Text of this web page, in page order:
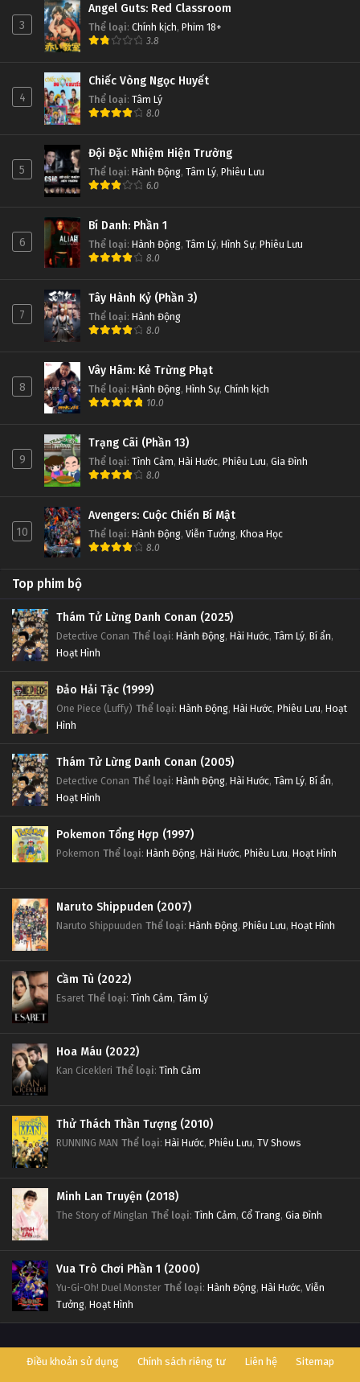
Thôn Tính Bầu Trời Tập 75
Tập 75
Thôn Tính Bầu Trời Tập 74
Tập 74
Tập 73
Tập 72
Tập 71
Thôn Tính Bầu Trời Tập 70
Thôn Tính Bầu Trời Tập 69
Thôn Tính Bầu Trời Tập 68
Thôn Tính Bầu Trời Tập 67
Tập 67
Tập 66
Thôn Tính Bầu Trời Tập 65
Thôn Tính Bầu Trời Tập 63
Thôn Tính Bầu Trời Tập 62
Thôn Tính Bầu Trời Tập 61
Thôn Tính Bầu Trời Tập 60
Tập 60
Thôn Tính Bầu Trời Tập 59
Tập 59
Tập 58
Tập 57
Thôn Tính Bầu Trời Tập 55
Tập 55
Thôn Tính Bầu Trời Tập 54
3
Angel Guts: Red Classroom
Thể loại: Chính kịch, Phim 18+
3.8
4
Chiếc Vòng Ngọc Huyết
Thể loại: Tâm Lý
8.0
5
Đội Đặc Nhiệm Hiện Trường
Thể loại: Hành Động, Tâm Lý, Phiêu Lưu
6.0
6
Bí Danh: Phần 1
Thể loại: Hành Động, Tâm Lý, Hình Sự, Phiêu Lưu
8.0
7
Tây Hành Kỷ (Phần 3)
Thể loại: Hành Động
8.0
8
Vây Hãm: Kẻ Trừng Phạt
Thể loại: Hành Động, Hình Sự, Chính kịch
10.0
9
Trạng Cãi (Phần 13)
Thể loại: Tình Cảm, Hài Hước, Phiêu Lưu, Gia Đình
8.0
10
Avengers: Cuộc Chiến Bí Mật
Thể loại: Hành Động, Viễn Tưởng, Khoa Học
8.0
Top phim bộ
Thám Tử Lừng Danh Conan (2025)
Detective Conan Thể loại: Hành Động, Hài Hước, Tâm Lý, Bí ẩn,
Hoạt Hình
Đảo Hải Tặc (1999)
One Piece (Luffy) Thể loại: Hành Động, Hài Hước, Phiêu Lưu, Hoạt
Hình
Thám Tử Lừng Danh Conan (2005)
Detective Conan Thể loại: Hành Động, Hài Hước, Tâm Lý, Bí ẩn,
Hoạt Hình
Pokemon Tổng Hợp (1997)
Pokemon Thể loại: Hành Động, Hài Hước, Phiêu Lưu, Hoạt Hình
Naruto Shippuden (2007)
Naruto Shippuuden Thể loại: Hành Động, Phiêu Lưu, Hoạt Hình
Cầm Tù (2022)
Esaret Thể loại: Tình Cảm, Tâm Lý
Hoa Máu (2022)
Kan Cicekleri Thể loại: Tình Cảm
Thử Thách Thần Tượng (2010)
RUNNING MAN Thể loại: Hài Hước, Phiêu Lưu, TV Shows
Minh Lan Truyện (2018)
The Story of Minglan Thể loại: Tình Cảm, Cổ Trang, Gia Đình
Vua Trò Chơi Phần 1 (2000)
Yu-Gi-Oh! Duel Monster Thể loại: Hành Động, Hài Hước, Viễn
Tưởng, Hoạt Hình
Điều khoản sử dụng Chính sách riêng tư Liên hệ Sitemap